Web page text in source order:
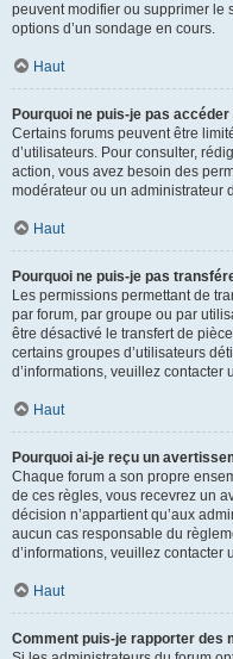
peuvent modifier ou supprimer le
options d’un sondage en cours.
Haut
Pourquoi ne puis-je pas
Certains forums peuvent être
d’utilisateurs. Pour consulter,
action, vous avez besoin des
modérateur ou un administrateur
Haut
Pourquoi ne puis-je pas
Les permissions permettant de
par forum, par groupe ou par
être désactivé le transfert de
certains groupes d’utilisateurs
d’informations, veuillez contacter
Haut
Pourquoi ai-je reçu un
Chaque forum a son propre
de ces règles, vous recevrez un
décision n’appartient qu’aux
aucun cas responsable du
d’informations, veuillez contacter
Haut
Comment puis-je rapporter des